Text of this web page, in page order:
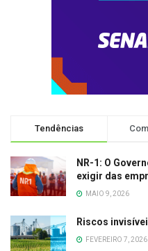
Tendências
NR-1: O
exigir das
MAIO 9, 2026
Riscos
FEVEREIRO 7, 2026